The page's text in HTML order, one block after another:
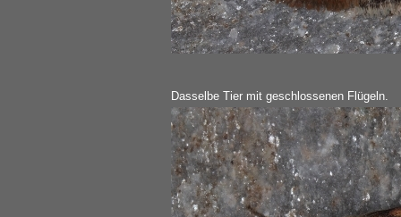
Dasselbe Tier mit geschlossenen Flügeln.